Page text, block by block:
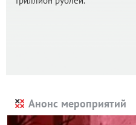
Анонс мероприятий